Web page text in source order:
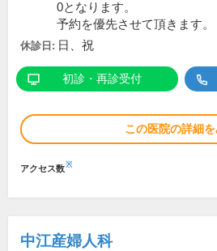
0となります。
予約を優先させて頂きます。
休診日: 日、祝
初診・再診受付
この医院の詳細
アクセス数※
中江産婦人科